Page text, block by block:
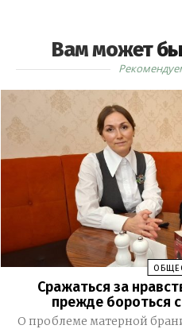
Вам может
Сражаться за
прежде бороться
О проблеме матерной